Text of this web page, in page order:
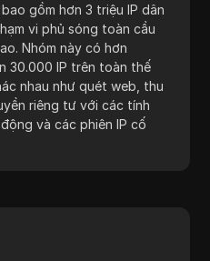
gồm hơn 3 triệu IP dân
vi phủ sóng toàn cầu
Nhóm này có hơn
30.000 IP trên toàn thế
nhau như quét web, thu
riêng tư với các tính
và các phiên IP cố